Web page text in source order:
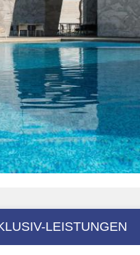
LEISTUNGEN